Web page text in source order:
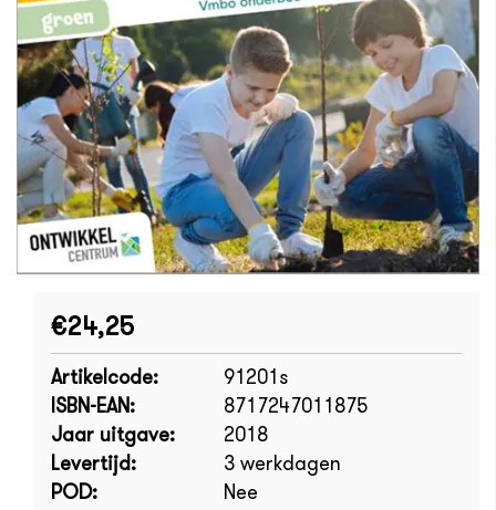
€24,25
Artikelcode:
91201s
ISBN-EAN:
8717247011875
Jaar uitgave:
2018
Levertijd:
3 werkdagen
POD:
Nee